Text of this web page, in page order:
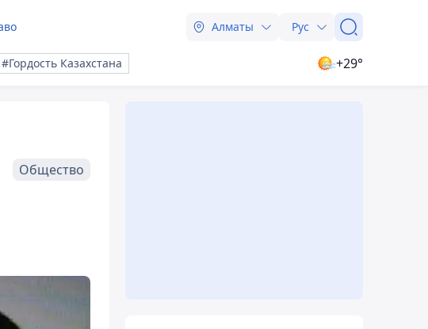
Алматы Рус
#Гордость Казахстана +29°
Общество